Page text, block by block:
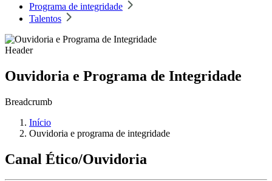
Programa de integridade
Talentos
Header
Ouvidoria e Programa de Integridade
Breadcrumb
Início
Ouvidoria e programa de integridade
Canal Ético/Ouvidoria